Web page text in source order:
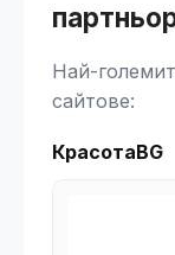
Най-
сайтове:
КрасотаBG